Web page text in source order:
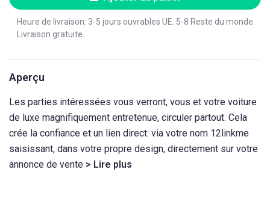
Heure de livraison: 3-5 jours ouvrables UE. 5-8 Reste du monde.
Livraison gratuite.
Aperçu
Les parties intéressées vous verront, vous et votre voiture
de luxe magnifiquement entretenue, circuler partout. Cela
crée la confiance et un lien direct: via votre nom 12linkme
saisissant, dans votre propre design, directement sur votre
annonce de vente > Lire plus